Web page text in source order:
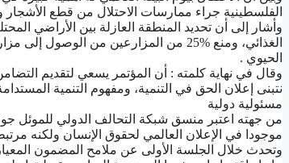
ﺍﻟﻔﻠﺴﻄﻴﻨﻴﺔ ﺟﺮﺍﺀ ﻣﻤﺎﺭﺳﺎﺕ ﺍﻻﺣﺘﻼﻝ ﻣﻦ ﻗﻄﻊ ﺍﻷﺷﺠﺎﺭ
ﺍﻟﻐﺬﺍﺋﻲ، ﻭﻣﻨﻊ %25 ﻣﻦ ﺍﻟﻤﺰﺍﺭﻋﻴﻦ ﻣﻦ
ﺍﻟﺤﻴﻮﻱ .
ﻭﻗﺎﻝ ﻓﻲ ﻧﻬﺎﻳﺔ ﻛﻠﻤﺘﻪ : ﺃﻥ ﺍﻟﻤﺆﺗﻤﺮ ﻳﺴﻌﻲ ﻟﺘﻘﺪﻳﻢ
ﻧﺘﺒﻨﻰ ﺇﻋﻼﻥ ﺍﻟﺤﻖ ﻓﻲ ﺍﻟﺘﻨﻤﻴﺔ، ﻭﻣﻔﻬﻮﻡ ﺍﻟﺘﻨﻤﻴﺔ
ﻣﺴﺌﻮﻟﻴﺔ ﺩﻭﻟﻴﺔ
ﻣﻦ ﺟﻬﺘﻪ ﺍﻋﺘﺒﺮ ﻣﻨﺴﻖ ﺷﺒﻜﺔ ﺍﻟﺘﺤﺎﻟﻒ ﺍﻟﺪﻭﻟﻲ ﻟﻠﻤﻮﺋﻞ
ﻣﻮﺟﻮﺩﺍ ﻓﻲ ﺍﻹﻋﻼﻥ ﺍﻟﻌﺎﻟﻤﻲ ﻟﺤﻘﻮﻕ ﺍﻹﻧﺴﺎﻥ ﻭﻟﻜﻨﻪ
ﻭﺗﺤﺪﺙ ﺧﻼﻝ ﺍﻟﺠﻠﺴﺔ ﺍﻷﻭﻟﻰ ﻋﻦ ﻣﻼﻣﺢ ﺍﻟﻤﻀﻤﻮﻥ